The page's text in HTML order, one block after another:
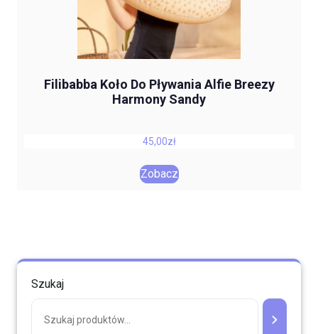
Filibabba Koło Do Pływania Alfie Breezy
Harmony Sandy
45,00zł
Zobacz
Szukaj